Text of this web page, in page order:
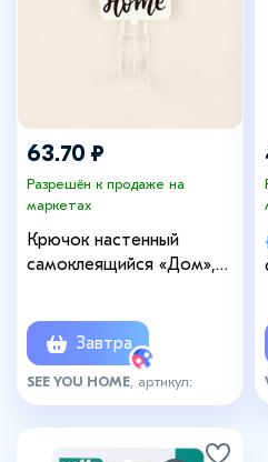
63.70 ₽
Разрешён к продаже на
маркетах
Крючок настенный
самоклеящийся «Дом»,
Завтра
SEE YOU HOME , артикул:
8123014